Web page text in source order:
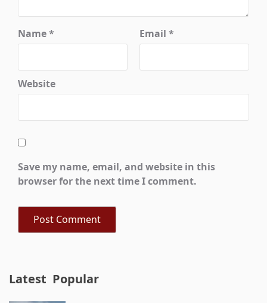
Name* Email *
Website
Save my name, email, and website in this
browser for the next time I comment.
Latest Popular